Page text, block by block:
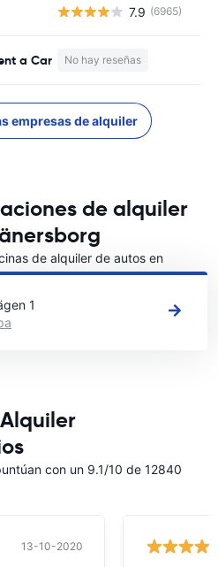
7.9 (6965)
a Car No hay reseñas
empresas de alquiler
de alquiler
de alquiler de autos en
1
con un 9.1/10 de 12840
13-10-2020